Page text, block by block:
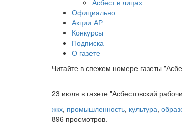
Асбест в лицах
Официально
Акции АР
Конкурсы
Подписка
О газете
Читайте в свежем номере газеты
23 июля в газете "Асбестовский
жкх, промышленность, культура,
896 просмотров.